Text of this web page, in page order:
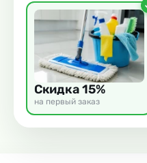
Скидка 15%
на первый заказ